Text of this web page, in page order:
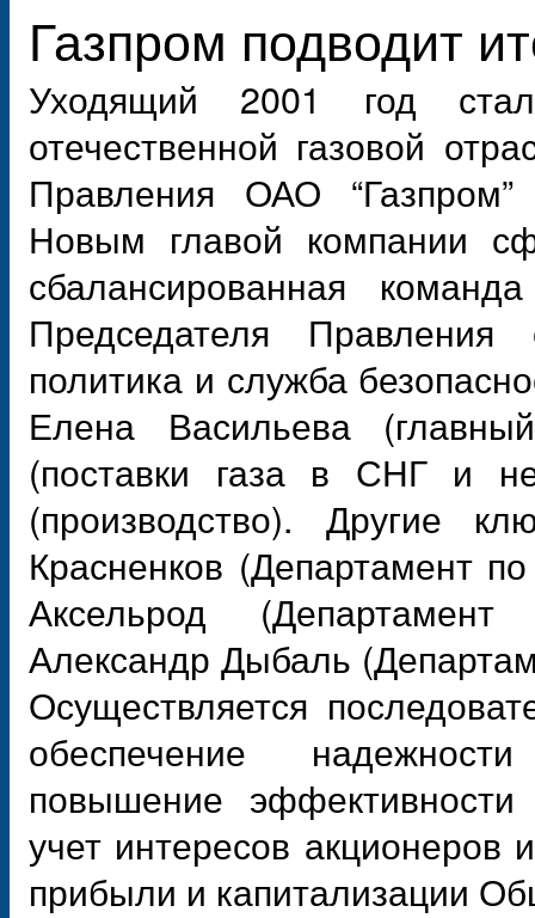
Газпром подводит
Уходящий 2001 год
отечественной газовой
Правления ОАО
Новым главой компании
сбалансированная
Председателя
политика и служба
Елена Васильева
(поставки газа в СНГ и
(производство). Другие
Красненков (Департамент
Аксельрод
Александр Дыбаль
Осуществляется
обеспечение
повышение
учет интересов
прибыли и капитализации